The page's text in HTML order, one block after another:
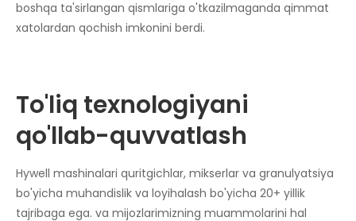
boshqa ta'sirlangan qismlariga o'tkazilmaganda qimmat
xatolardan qochish imkonini berdi.
To'liq texnologiyani
qo'llab-quvvatlash
Hywell mashinalari quritgichlar, mikserlar va granulyatsiya
bo'yicha muhandislik va loyihalash bo'yicha 20+ yillik
tajribaga ega. va mijozlarimizning muammolarini hal